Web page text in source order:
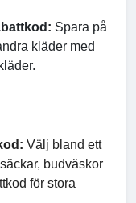
Spara på
kläder med
Välj bland ett
budväskor
för stora